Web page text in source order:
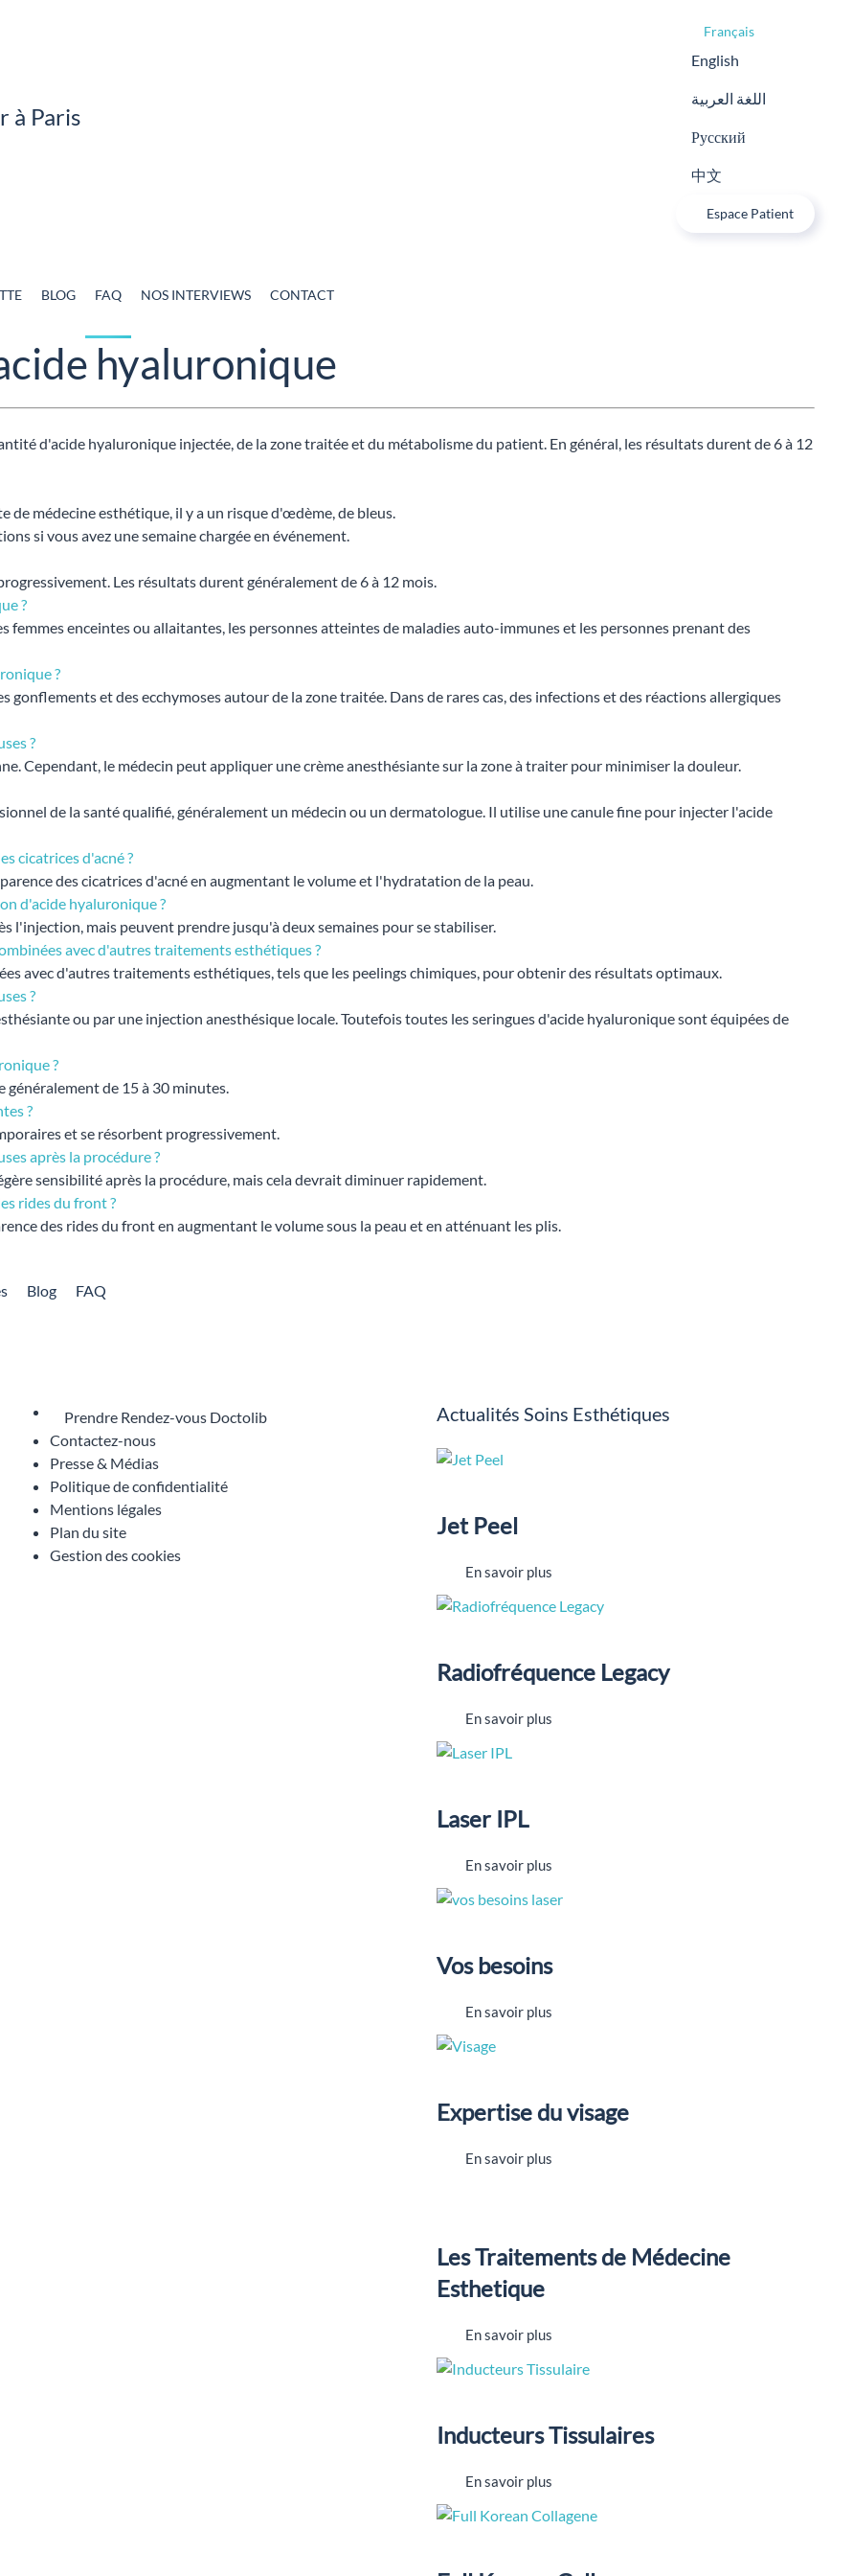
Français
English
اللغة العربية
Русский
中文
Espace Patient
BLOG FAQ NOS INTERVIEWS CONTACT
hyaluronique
d'acide hyaluronique injectée, de la zone traitée et du métabolisme du patient. En général, les résultats durent de 6 à 12
médecine esthétique, il y a un risque d'œdème, de bleus.
si vous avez une semaine chargée en événement.
Les résultats durent généralement de 6 à 12 mois.
?
enceintes ou allaitantes, les personnes atteintes de maladies auto-immunes et les personnes prenant des
?
gonflements et des ecchymoses autour de la zone traitée. Dans de rares cas, des infections et des réactions allergiques
?
Cependant, le médecin peut appliquer une crème anesthésiante sur la zone à traiter pour minimiser la douleur.
de la santé qualifié, généralement un médecin ou un dermatologue. Il utilise une canule fine pour injecter l'acide
cicatrices d'acné ?
des cicatrices d'acné en augmentant le volume et l'hydratation de la peau.
d'acide hyaluronique ?
l'injection, mais peuvent prendre jusqu'à deux semaines pour se stabiliser.
avec d'autres traitements esthétiques ?
avec d'autres traitements esthétiques, tels que les peelings chimiques, pour obtenir des résultats optimaux.
?
ou par une injection anesthésique locale. Toutefois toutes les seringues d'acide hyaluronique sont équipées de
?
généralement de 15 à 30 minutes.
?
et se résorbent progressivement.
après la procédure ?
sensibilité après la procédure, mais cela devrait diminuer rapidement.
rides du front ?
des rides du front en augmentant le volume sous la peau et en atténuant les plis.
Blog
FAQ
Prendre Rendez-vous Doctolib
Contactez-nous
Presse & Médias
Politique de confidentialité
Mentions légales
Plan du site
Gestion des cookies
Actualités Soins Esthétiques
Jet Peel
En savoir plus
Radiofréquence Legacy
En savoir plus
Laser IPL
En savoir plus
Vos besoins
En savoir plus
Expertise du visage
En savoir plus
Les Traitements de Médecine
Esthetique
En savoir plus
Inducteurs Tissulaires
En savoir plus